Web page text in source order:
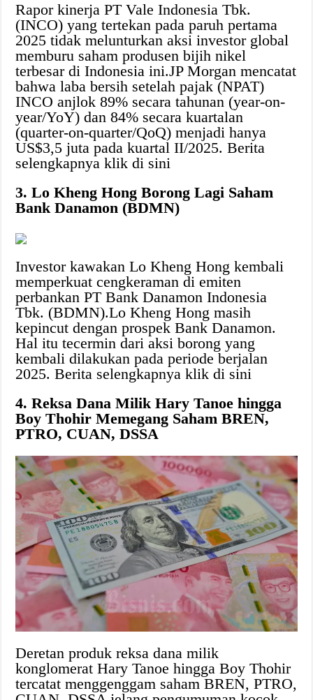
Rapor kinerja PT Vale Indonesia Tbk.
(INCO) yang tertekan pada paruh pertama
2025 tidak melunturkan aksi investor global
memburu saham produsen bijih nikel
terbesar di Indonesia ini.JP Morgan mencatat
bahwa laba bersih setelah pajak (NPAT)
INCO anjlok 89% secara tahunan (year-on-
year/YoY) dan 84% secara kuartalan
(quarter-on-quarter/QoQ) menjadi hanya
US$3,5 juta pada kuartal II/2025. Berita
selengkapnya klik di sini
3. Lo Kheng Hong Borong Lagi Saham
Bank Danamon (BDMN)
Investor kawakan Lo Kheng Hong kembali
memperkuat cengkeraman di emiten
perbankan PT Bank Danamon Indonesia
Tbk. (BDMN).Lo Kheng Hong masih
kepincut dengan prospek Bank Danamon.
Hal itu tecermin dari aksi borong yang
kembali dilakukan pada periode berjalan
2025. Berita selengkapnya klik di sini
4. Reksa Dana Milik Hary Tanoe hingga
Boy Thohir Memegang Saham BREN,
PTRO, CUAN, DSSA
Deretan produk reksa dana milik
konglomerat Hary Tanoe hingga Boy Thohir
tercatat menggenggam saham BREN, PTRO,